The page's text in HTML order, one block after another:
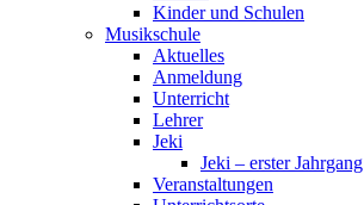
Kinder und Schulen
Musikschule
Aktuelles
Anmeldung
Unterricht
Lehrer
Jeki
Jeki – erster Jahrgang
Veranstaltungen